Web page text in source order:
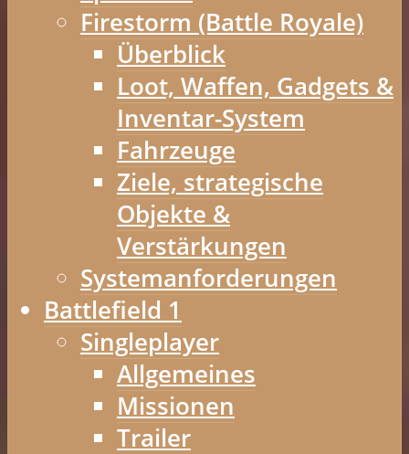
Firestorm (Battle Royale)
Überblick
Loot, Waffen, Gadgets &
Inventar-System
Fahrzeuge
Ziele, strategische
Objekte &
Verstärkungen
Systemanforderungen
Battlefield 1
Singleplayer
Allgemeines
Missionen
Trailer